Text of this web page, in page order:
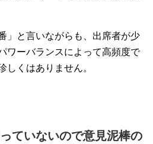
」と言いながらも、出席者が少
ワーバランスによって高頻度で
しくはありません。
ていないので意見泥棒の